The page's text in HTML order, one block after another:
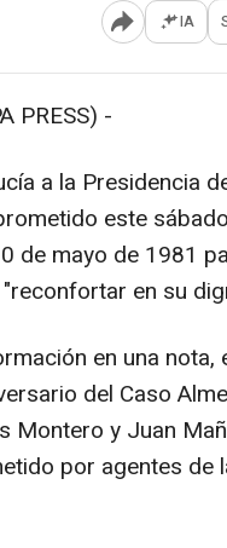
Abrir IA
PRESS) -
a la Presidencia
este
de mayo de 1981
en su
en una nota,
del Caso
Montero y Juan
por agentes de